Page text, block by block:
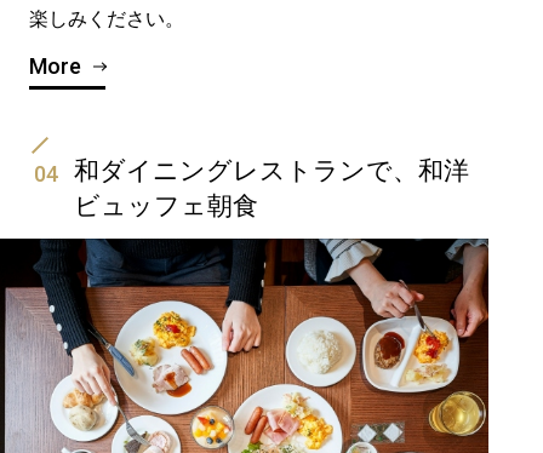
楽しみください。
More
04
和ダイニングレストランで、和洋
ビュッフェ朝食